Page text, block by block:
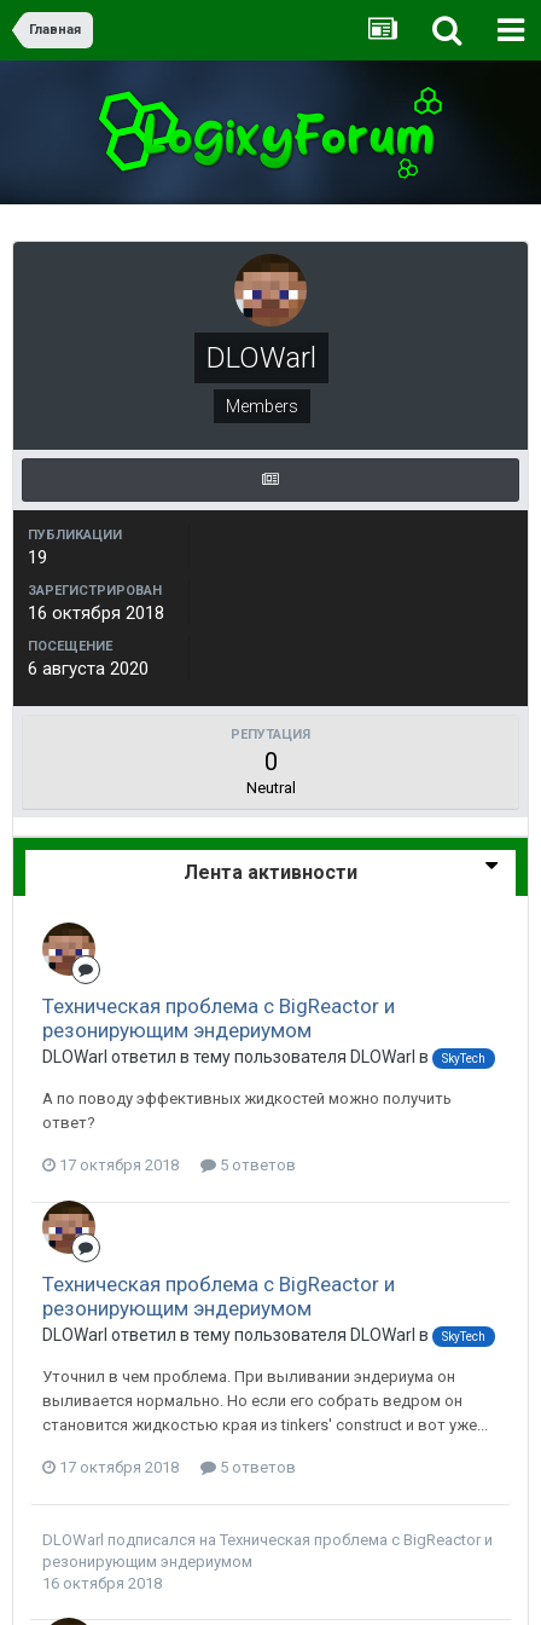
Главная
DLOWarl
Members
ПУБЛИКАЦИИ
19
ЗАРЕГИСТРИРОВАН
16 октября 2018
ПОСЕЩЕНИЕ
6 августа 2020
РЕПУТАЦИЯ
0
Neutral
Лента активности
Техническая проблема с BigReactor и
резонирующим эндериумом
DLOWarl ответил в тему пользователя DLOWarl в SkyTech
А по поводу эффективных жидкостей можно получить
ответ?
17 октября 2018 5 ответов
Техническая проблема с BigReactor и
резонирующим эндериумом
DLOWarl ответил в тему пользователя DLOWarl в SkyTech
Уточнил в чем проблема. При выливании эндериума он
выливается нормально. Но если его собрать ведром он
становится жидкостью края из tinkers' construct и вот уже...
17 октября 2018 5 ответов
DLOWarl подписался на Техническая проблема с BigReactor и
резонирующим эндериумом
16 октября 2018